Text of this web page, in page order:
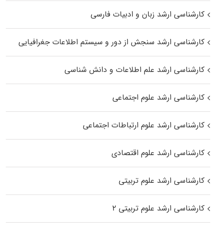
کارشناسی ارشد زبان و ادبیات فارسی
کارشناسی ارشد سنجش از دور و سیستم اطلاعات جغرافیایی
کارشناسی ارشد علم اطلاعات و دانش شناسی
کارشناسی ارشد علوم اجتماعی
کارشناسی ارشد علوم ارتباطات اجتماعی
کارشناسی ارشد علوم اقتصادی
کارشناسی ارشد علوم تربیتی
کارشناسی ارشد علوم تربیتی ۲